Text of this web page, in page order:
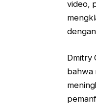
video,
Dmitry
bahwa